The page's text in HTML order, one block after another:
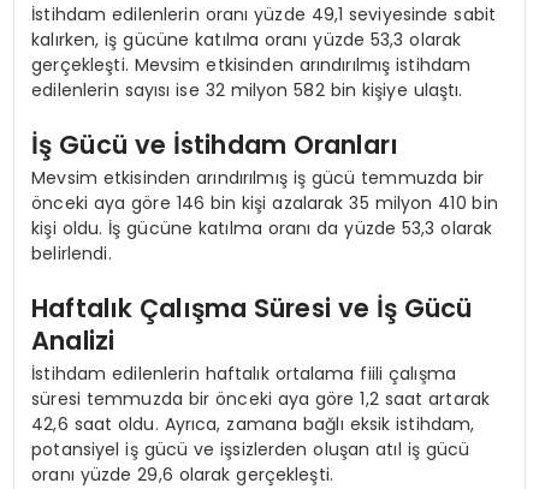
İstihdam edilenlerin oranı yüzde 49,1 seviyesinde sabit
kalırken, iş gücüne katılma oranı yüzde 53,3 olarak
gerçekleşti. Mevsim etkisinden arındırılmış istihdam
edilenlerin sayısı ise 32 milyon 582 bin kişiye ulaştı.
İş Gücü ve İstihdam Oranları
Mevsim etkisinden arındırılmış iş gücü temmuzda bir
önceki aya göre 146 bin kişi azalarak 35 milyon 410 bin
kişi oldu. İş gücüne katılma oranı da yüzde 53,3 olarak
belirlendi.
Haftalık Çalışma Süresi ve İş Gücü
Analizi
İstihdam edilenlerin haftalık ortalama fiili çalışma
süresi temmuzda bir önceki aya göre 1,2 saat artarak
42,6 saat oldu. Ayrıca, zamana bağlı eksik istihdam,
potansiyel iş gücü ve işsizlerden oluşan atıl iş gücü
oranı yüzde 29,6 olarak gerçekleşti.